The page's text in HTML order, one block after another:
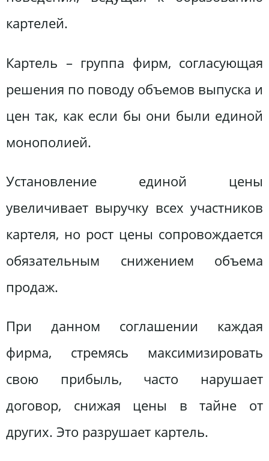
картелей.
Картель – группа фирм, согласующая
решения по поводу объемов выпуска и
цен так, как если бы они были единой
монополией.
Установление единой цены
увеличивает выручку всех участников
картеля, но рост цены сопровождается
обязательным снижением объема
продаж.
При данном соглашении каждая
фирма, стремясь максимизировать
свою прибыль, часто нарушает
договор, снижая цены в тайне от
других. Это разрушает картель.